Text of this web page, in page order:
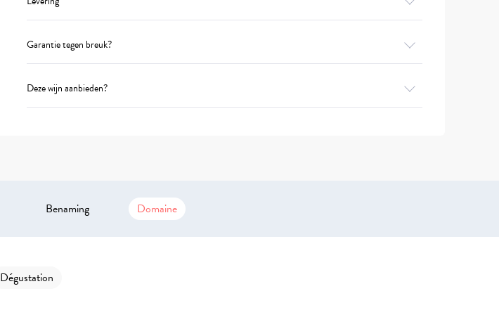
Garantie tegen breuk?
Deze wijn aanbieden?
Benaming Domaine
Dégustation